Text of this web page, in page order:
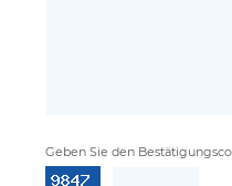
Geben Sie den